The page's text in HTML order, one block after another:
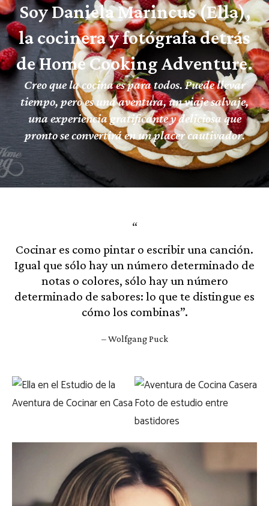
Soy Daniela Marincus (Ella),
la cocinera y fotógrafa detrás
de Home Cooking Adventure.
Creo que la cocina es para todos. Puede llevar
tiempo, pero es una aventura, un viaje salvaje,
una experiencia gratificante y deliciosa que
pronto se convertirá en un placer cautivador.
Cocinar es como pintar o escribir una canción.
Igual que sólo hay un número determinado de
notas o colores, sólo hay un número
determinado de sabores: lo que te distingue es
cómo los combinas”.
– Wolfgang Puck